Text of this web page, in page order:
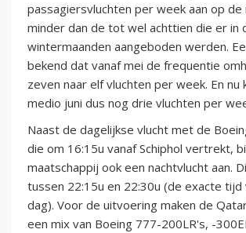
passagiersvluchten per week aan op
minder dan de tot wel achttien die er in
wintermaanden aangeboden werden.
bekend dat vanaf mei de frequentie
zeven naar elf vluchten per week. En nu
medio juni dus nog drie vluchten per
Naast de dagelijkse vlucht met de
die om 16:15u vanaf Schiphol vertrekt,
maatschappij ook een nachtvlucht aan.
tussen 22:15u en 22:30u (de exacte
dag). Voor de uitvoering maken de
een mix van Boeing 777-200LR's, -